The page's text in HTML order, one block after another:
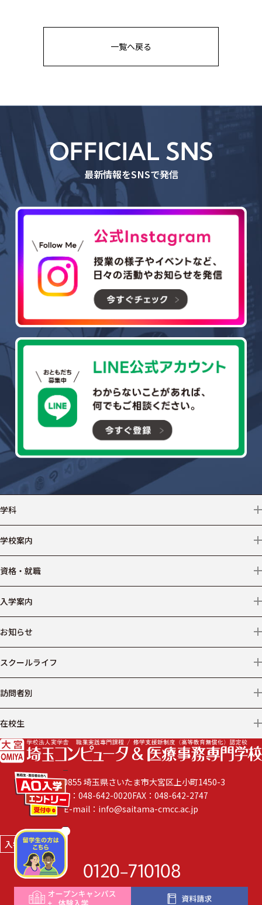
閉じる
閉じる
一覧へ戻る
OFFICIAL SNS
最新情報をSNSで発信
学科
情報テクノロジー
デザイン
ビジネス
仕事からコースを探す
学校案内
学校情報
情報公開
資格・就職
資格
入学案内
募集学科・コース等
出願について
AO入学
学費以外の諸費用
よくある質問
お知らせ
ニュース
スクールライフ
施設・設備
学生の声
訪問者別
保護者の方へ
社会人・短大・大学生の方へ
企業の採用ご担当者様へ
卒業生の方へ
高校・教育機関の先生方へ
講師をご希望の方へ
留学生の方へ
在校生
遅刻・欠席
〒330-0855 埼玉県さいたま市大宮区上小町1450-3
TEL：048-642-0020FAX：048-642-2747
E-mail：info@saitama-cmcc.ac.jp
入学相談室
0120-710108